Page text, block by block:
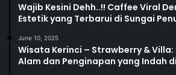
Wajib Kesini Dehh..!! Caffee Viral
Estetik yang Terbarui di Sungai
June 10, 2025
Wisata Kerinci – Strawberry &
Alam dan Penginapan yang Indah